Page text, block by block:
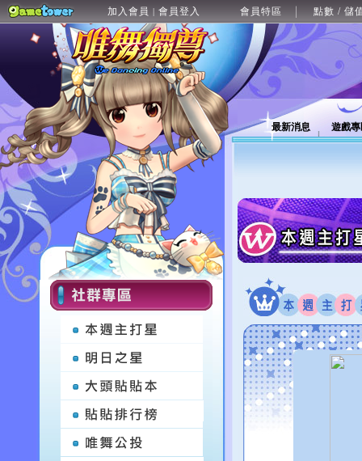
加入會員 | 會員登入 會員特區 點數 / 儲
最新消息 遊戲